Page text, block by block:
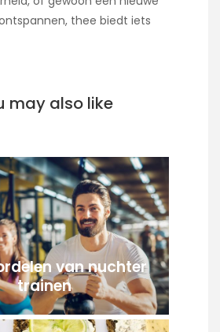
thee biedt iets
may also like
van nuchter
trainen